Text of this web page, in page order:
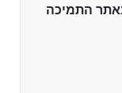
התמיכה